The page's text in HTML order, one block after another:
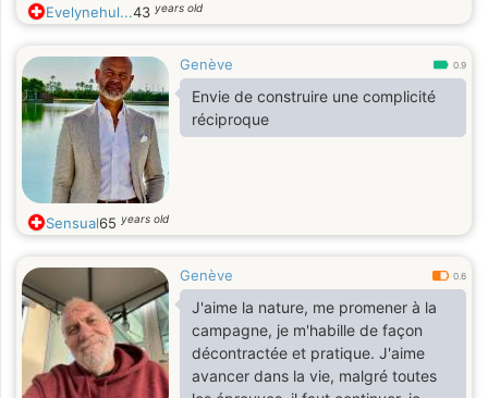
Evelynehul...43 years old
Genève 0.9
Envie de construire une complicité
réciproque
Sensual65 years old
Genève 0.6
J'aime la nature, me promener à la
campagne, je m'habille de façon
décontractée et pratique. J'aime
avancer dans la vie, malgré toutes